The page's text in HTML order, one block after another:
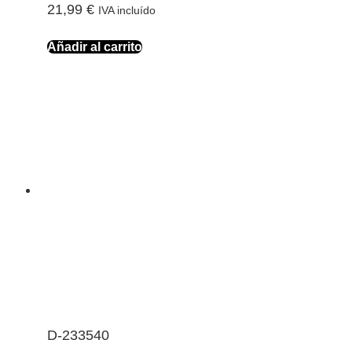
21,99 € IVA incluído
Añadir al carrito
D-233540